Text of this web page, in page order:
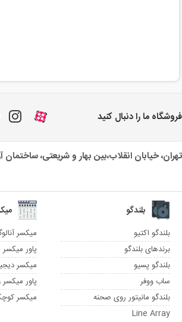
فروشگاه ما را دنبال کنید
تهران، خیابان انقلاب،بین بهار و شریعتی، ساختمان آریان، طبقه
بلندگو
بلندگو اکتیو
برندهای بلندگو
بلندگو پسیو
ساب ووفر
بلندگو مانیتور روی صحنه
Line Array
میکسر
پاور میکسر
میکسر
پاور میکسر
میکسر